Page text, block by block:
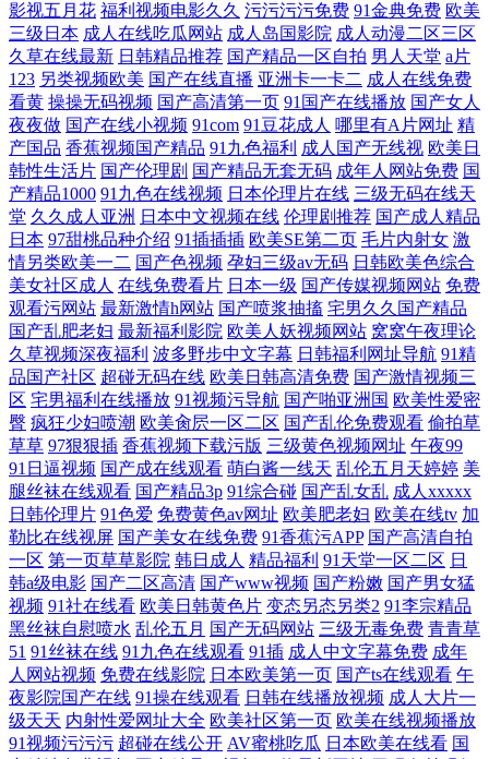
影视五月花 福利视频电影久久 污污污污免费 91金典免费 欧美
三级日本 成人在线吃瓜网站 成人岛国影院 成人动漫二区三区
久草在线最新 日韩精品推荐 国产精品一区自拍 男人天堂 a片
123 另类视频欧美 国产在线直播 亚洲卡一卡二 成人在线免费
看黄 操操无码视频 国产高清第一页 91国产在线播放 国产女人
夜夜做 国产在线小视频 91com 91豆花成人 哪里有A片网址 精
产国品 香蕉视频国产精品 91九色福利 成人国产无线视 欧美日
韩性生活片 国产伦理剧 国产精品无套无码 成年人网站免费 国
产精品1000 91九色在线视频 日本伦理片在线 三级无码在线天
堂 久久成人亚洲 日本中文视频在线 伦理剧推荐 国产成人精品
日本 97甜桃品种介绍 91插插插 欧美SE第二页 毛片内射女 激
情另类欧美一二 国产色视频 孕妇三级av无码 日韩欧美色综合
美女社区成人 在线免费看片 日本一级 国产传媒视频网站 免费
观看污网站 最新激情h网站 国产喷浆抽搐 宅男久久国产精品
国产乱肥老妇 最新福利影院 欧美人妖视频网站 窝窝午夜理论
久草视频深夜福利 波多野步中文字幕 日韩福利网址导航 91精
品国产社区 超碰无码在线 欧美日韩高清免费 国产激情视频三
区 宅男福利在线播放 91视频污导航 国产啪亚洲国 欧美性爱密
臀 疯狂少妇喷潮 欧美肏屄一区二区 国产乱伦免费观看 偷拍草
草草 97狠狠插 香蕉视频下载污版 三级黄色视频网址 午夜99
91日逼视频 国产成在线观看 萌白酱一线天 乱伦五月天婷婷 美
腿丝袜在线观看 国产精品3p 91综合碰 国产乱女乱 成人xxxxx
日韩伦理片 91色爱 免费黄色av网址 欧美肥老妇 欧美在线tv 加
勒比在线视屏 国产美女在线免费 91香蕉污APP 国产高清自拍
一区 第一页草草影院 韩日成人 精品福利 91天堂一区二区 日
韩a级电影 国产二区高清 国产www视频 国产粉嫩 国产男女猛
视频 91社在线看 欧美日韩黄色片 变态另态另类2 91李宗精品
黑丝袜自慰喷水 乱伦五月 国产无码网站 三级无毒免费 青青草
51 91丝袜在线 91九色在线观看 91插 成人中文字幕免费 成年
人网站视频 免费在线影院 日本欧美第一页 国产ts在线观看 午
夜影院国产在线 91操在线观看 日韩在线播放视频 成人大片一
级天天 内射性爱网址大全 欧美社区第一页 欧美在线视频播放
91视频污污污 超碰在线公开 AV蜜桃吃瓜 日本欧美在线看 国